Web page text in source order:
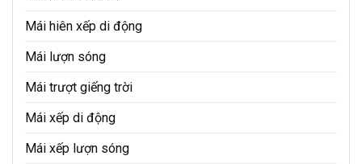
Mái hiên xếp di động
Mái lượn sóng
Mái trượt giếng trời
Mái xếp di động
Mái xếp lượn sóng